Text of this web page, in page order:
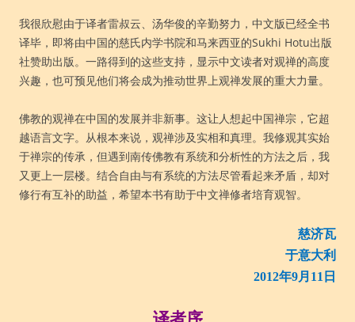
我很欣慰由于译者雷叔云、汤华俊的辛勤努力，中文版已经全书
译毕，即将由中国的慈氏内学书院和马来西亚的Sukhi Hotu出版
社赞助出版。一路得到的这些支持，显示中文读者对观禅的高度
兴趣，也可预见他们将会成为推动世界上观禅发展的重大力量。
佛教的观禅在中国的发展并非新事。这让人想起中国禅宗，它超
越语言文字。从根本来说，观禅涉及实相和真理。我修观其实始
于禅宗的传承，但遇到南传佛教有系统和分析性的方法之后，我
又更上一层楼。结合自由与有系统的方法尽管看起来矛盾，却对
修行有互补的助益，希望本书有助于中文禅修者培育观智。
慈济瓦
于意大利
2012年9月11日